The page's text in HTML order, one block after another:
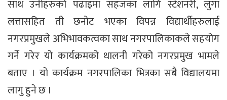
साथ उनीहरुको पढाइमा सहजका लागि स्टेशनरी, लुगा
लत्तासहित ती छनोट भएका विपन्न विद्यार्थीहरुलाई
नगरप्रमुखले अभिभावकत्वका साथ नगरपालिकाकले सहयोग
गर्ने गरेर यो कार्यक्रमको थालनी गरेको नगरप्रमुख भामले
बताए । यो कार्यक्रम नगरपालिका भित्रका सबै विद्यालयमा
लागु हुने छ ।